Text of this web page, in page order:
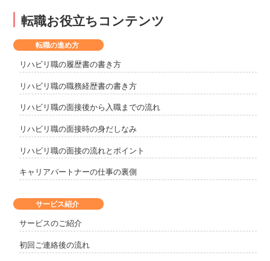
転職お役立ちコンテンツ
サービス紹介
サービスのご紹介
初回ご連絡後の流れ
転職の進め方
リハビリ職の履歴書の書き方
リハビリ職の職務経歴書の書き方
リハビリ職の面接後から入職までの流れ
リハビリ職の面接時の身だしなみ
リハビリ職の面接の流れとポイント
キャリアパートナーの仕事の裏側